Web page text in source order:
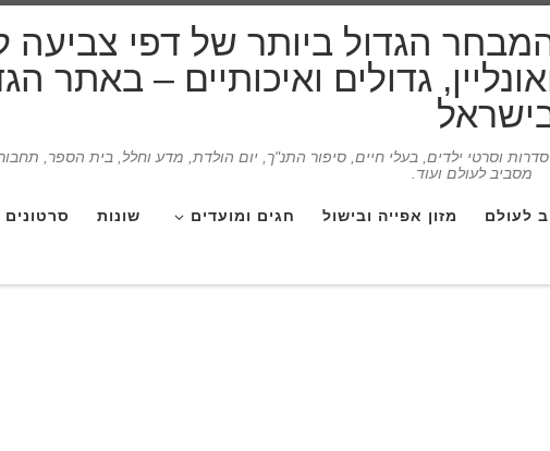
הגדול ביותר של דפי
גדולים ואיכותיים – באתר
וסרטי ילדים, בעלי חיים, סיפור התנ"ך, יום הולדת, מדע וחלל, בית הספר,
מסביב לעולם ועוד.
לעולם מזון אפייה ובישול חגים ומועדים שונות סרטונים